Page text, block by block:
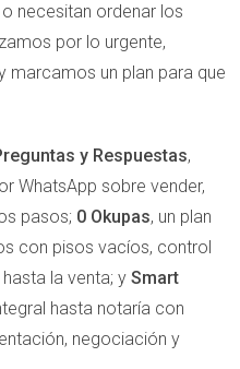
cuenta los factores del
y la época del año. Por
lo que puede
a mejor precio.
UNA VENTA
has considerado el tiempo
o necesitan ordenar los
por lo urgente,
marcamos un plan para que
y Respuestas,
WhatsApp sobre vender,
pasos; 0 Okupas, un plan
con pisos vacíos, control
la venta; y Smart
hasta notaría con
negociación y